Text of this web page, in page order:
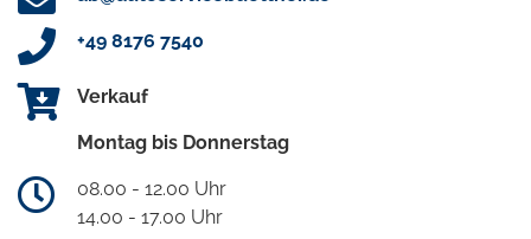
+49 8176 7540
Verkauf
Montag bis Donnerstag
08.00 - 12.00 Uhr
14.00 - 17.00 Uhr